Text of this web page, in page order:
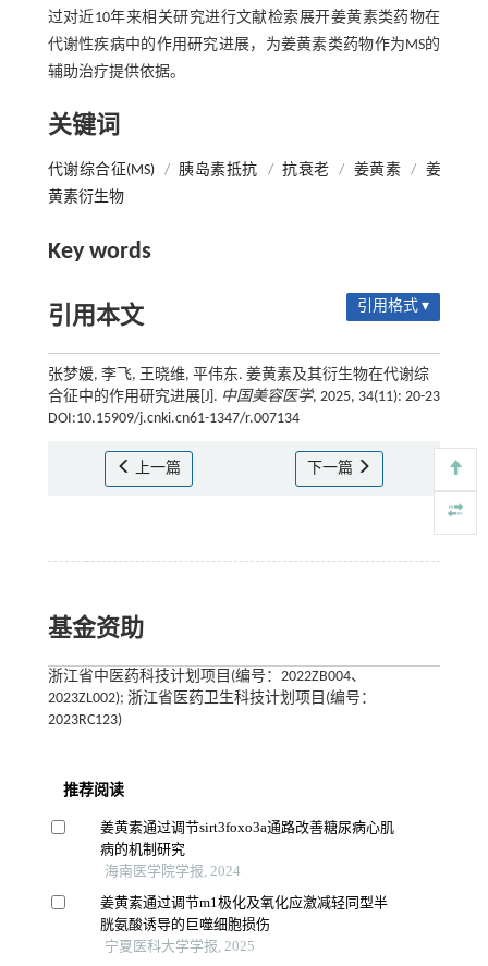
过对近10年来相关研究进行文献检索展开姜黄素类药物在
代谢性疾病中的作用研究进展，为姜黄素类药物作为MS的
辅助治疗提供依据。
关键词
代谢综合征(MS) / 胰岛素抵抗 / 抗衰老 / 姜黄素 /
姜
黄素衍生物
Key words
引用本文 引用格式 ▾
张梦媛, 李飞, 王晓维, 平伟东. 姜黄素及其衍生物在代谢综
合征中的作用研究进展[J]. 中国美容医学, 2025, 34(11): 20-23
DOI:10.15909/j.cnki.cn61-1347/r.007134
上一篇 下一篇
基金资助
浙江省中医药科技计划项目(编号：2022ZB004、
2023ZL002); 浙江省医药卫生科技计划项目(编号：
2023RC123)